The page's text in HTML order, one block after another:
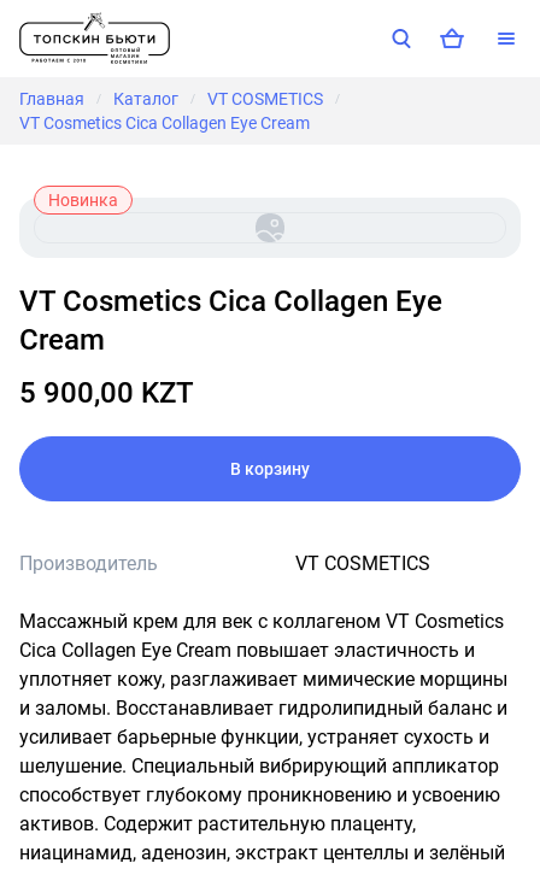
Главная / Каталог / VT COSMETICS /
VT Cosmetics Cica Collagen Eye Cream
Новинка
VT Cosmetics Cica Collagen Eye
Cream
5 900,00 KZT
В корзину
Производитель VT COSMETICS
Массажный крем для век с коллагеном VT Cosmetics
Cica Collagen Eye Cream повышает эластичность и
уплотняет кожу, разглаживает мимические морщины
и заломы. Восстанавливает гидролипидный баланс и
усиливает барьерные функции, устраняет сухость и
шелушение. Специальный вибрирующий аппликатор
способствует глубокому проникновению и усвоению
активов. Содержит растительную плаценту,
ниацинамид, аденозин, экстракт центеллы и зелёный